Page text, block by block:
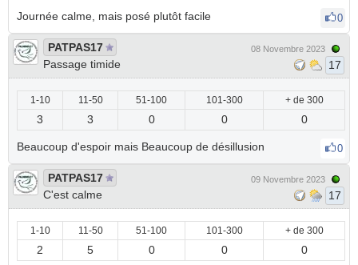
Journée calme, mais posé plutôt facile 0
PATPAS17
Passage timide
08 Novembre 2023
17
1-10 11-50 51-100 101-300 + de 300
3 3 0 0 0
Beaucoup d'espoir mais Beaucoup de désillusion 0
PATPAS17
C'est calme
09 Novembre 2023
17
1-10 11-50 51-100 101-300 + de 300
2 5 0 0 0